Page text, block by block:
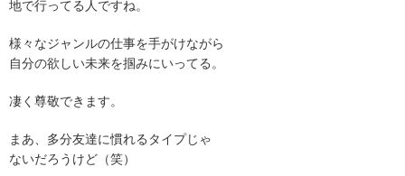
地で行ってる人ですね。
様々なジャンルの仕事を手がけながら
自分の欲しい未来を掴みにいってる。
凄く尊敬できます。
まあ、多分友達に慣れるタイプじゃ
ないだろうけど（笑）